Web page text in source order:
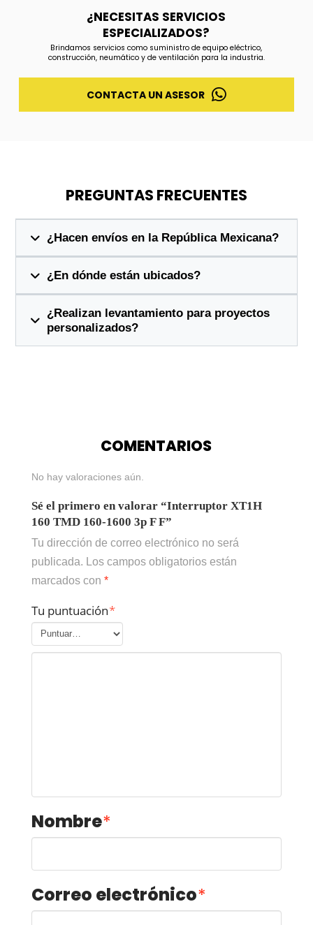
¿NECESITAS SERVICIOS
ESPECIALIZADOS?
Brindamos servicios como suministro de equipo eléctrico,
construcción, neumático y de ventilación para la industria.
CONTACTA UN ASESOR
PREGUNTAS FRECUENTES
¿Hacen envíos en la República Mexicana?
¿En dónde están ubicados?
¿Realizan levantamiento para proyectos
personalizados?
COMENTARIOS
No hay valoraciones aún.
Sé el primero en valorar “Interruptor XT1H
160 TMD 160-1600 3p F F”
Tu dirección de correo electrónico no será
publicada.
Los campos obligatorios están
marcados con *
Tu puntuación*
Nombre*
Correo electrónico*